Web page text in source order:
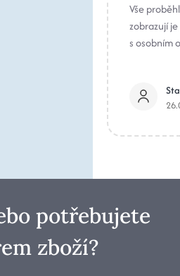
Vše
zobrazují
s osobním
potřebujete
zboží?